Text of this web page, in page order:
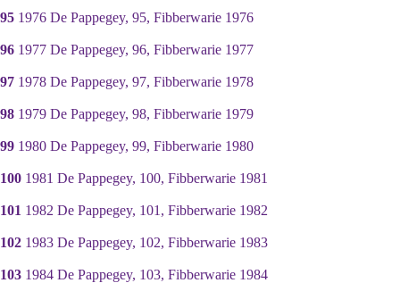
95 1976 De Pappegey, 95, Fibberwarie 1976
96 1977 De Pappegey, 96, Fibberwarie 1977
97 1978 De Pappegey, 97, Fibberwarie 1978
98 1979 De Pappegey, 98, Fibberwarie 1979
99 1980 De Pappegey, 99, Fibberwarie 1980
100 1981 De Pappegey, 100, Fibberwarie 1981
101 1982 De Pappegey, 101, Fibberwarie 1982
102 1983 De Pappegey, 102, Fibberwarie 1983
103 1984 De Pappegey, 103, Fibberwarie 1984